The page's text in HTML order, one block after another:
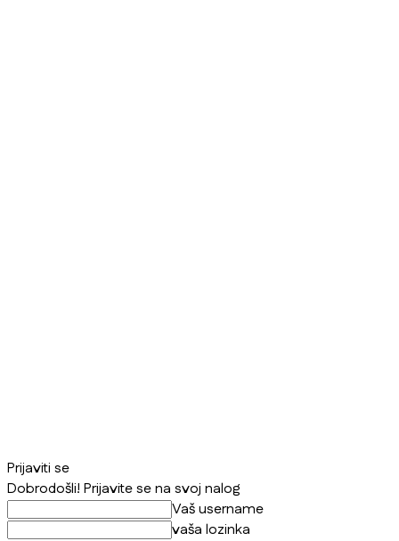
Prijaviti se
Dobrodošli! Prijavite se na svoj nalog
Vaš username
vaša lozinka